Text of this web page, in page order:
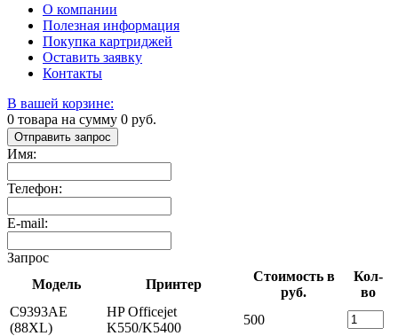
О компании
Полезная информация
Покупка картриджей
Оставить заявку
Контакты
В вашей корзине:
0 товара на сумму 0 руб.
Отправить запрос
Имя:
Телефон:
E-mail:
Запрос
Модель
Принтер
Стоимость в
руб.
Кол-
во
C9393AE
(88XL)
HP Officejet
K550/K5400
500